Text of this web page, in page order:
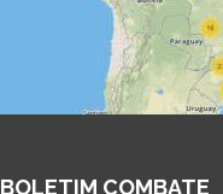
BOLETIM COMBATE